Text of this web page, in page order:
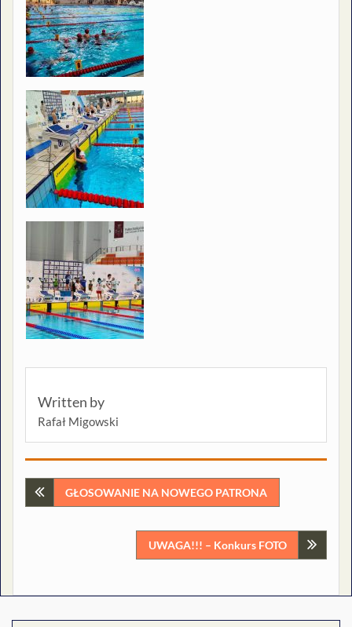
Written by
Rafał Migowski
Nawigacja
GŁOSOWANIE NA NOWEGO PATRONA
UWAGA!!! – Konkurs FOTO